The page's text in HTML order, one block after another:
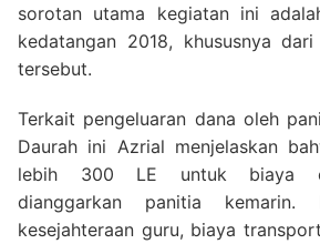
sorotan utama kegiatan ini
kedatangan 2018, khususnya
tersebut.
Terkait pengeluaran dana oleh
Daurah ini Azrial menjelaskan
lebih 300 LE untuk biaya
dianggarkan panitia
kesejahteraan guru, biaya